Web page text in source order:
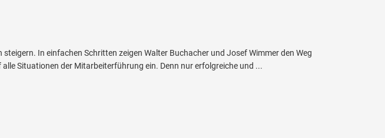
In einfachen Schritten zeigen Walter Buchacher und Josef Wimmer den Weg
Situationen der Mitarbeiterführung ein. Denn nur erfolgreiche und ...